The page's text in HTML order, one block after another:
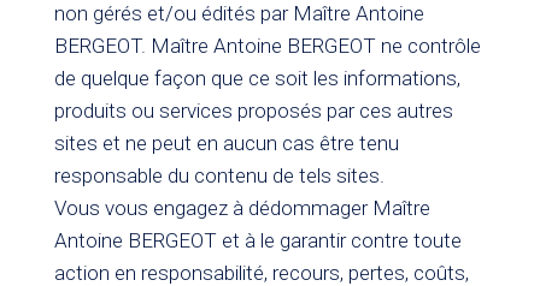
non gérés et/ou édités par Maître Antoine
BERGEOT. Maître Antoine BERGEOT ne contrôle
de quelque façon que ce soit les informations,
produits ou services proposés par ces autres
sites et ne peut en aucun cas être tenu
responsable du contenu de tels sites.
Vous vous engagez à dédommager Maître
Antoine BERGEOT et à le garantir contre toute
action en responsabilité, recours, pertes, coûts,